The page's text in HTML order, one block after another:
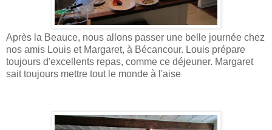
Après la Beauce, nous allons passer une belle journée chez
nos amis Louis et Margaret, à Bécancour. Louis prépare
toujours d'excellents repas, comme ce déjeuner. Margaret
sait toujours mettre tout le monde à l'aise